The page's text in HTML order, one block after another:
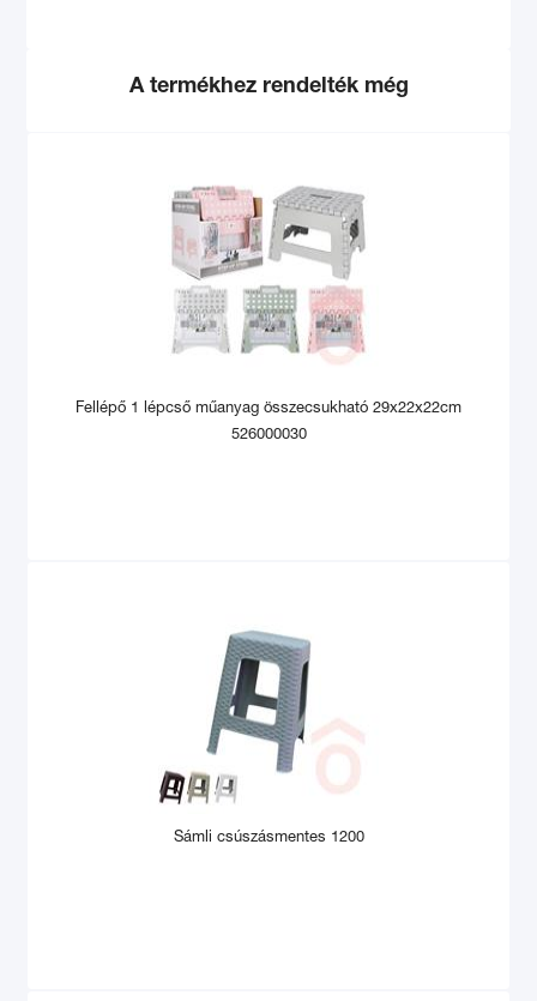
A termékhez rendelték még
Fellépő 1 lépcső műanyag összecsukható 29x22x22cm
526000030
Sámli csúszásmentes 1200